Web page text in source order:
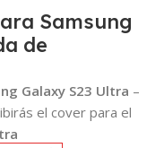
Samsung
de
Galaxy S23 Ultra –
el cover para el